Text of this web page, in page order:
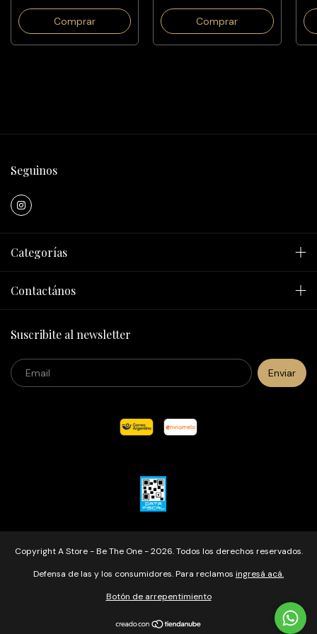
Comprar Comprar
Seguinos
Categorías
Contactános
Suscribite al newsletter
Copyright A Store - Be The One - 2026. Todos los derechos reservados.
Defensa de las y los consumidores. Para reclamos ingresá acá.
Botón de arrepentimiento